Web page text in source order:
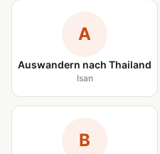
A
Auswandern nach Thailand
Isan
B